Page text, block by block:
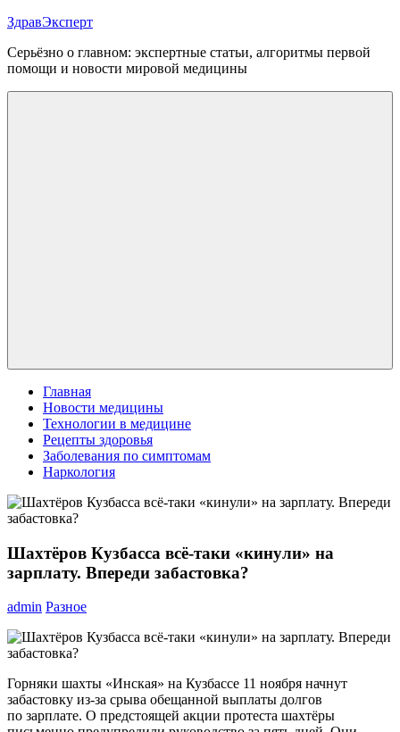
Перейти
содержимому
ЗдравЭксперт
Серьёзно о главном: экспертные статьи, алгоритмы первой
помощи и новости мировой медицины
Главная
Новости медицины
Технологии в медицине
Рецепты здоровья
Заболевания по симптомам
Наркология
Шахтёров Кузбасса всё-таки «кинули» на
зарплату. Впереди забастовка?
admin Разное
Горняки шахты «Инская» на Кузбассе 11 ноября начнут
забастовку из-за срыва обещанной выплаты долгов
по зарплате. О предстоящей акции протеста шахтёры